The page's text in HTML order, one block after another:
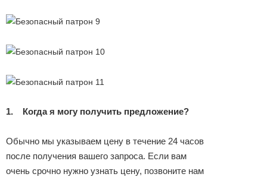
1. Когда я могу получить предложение?
Обычно мы указываем цену в течение 24 часов
после получения вашего запроса. Если вам
очень срочно нужно узнать цену, позвоните нам